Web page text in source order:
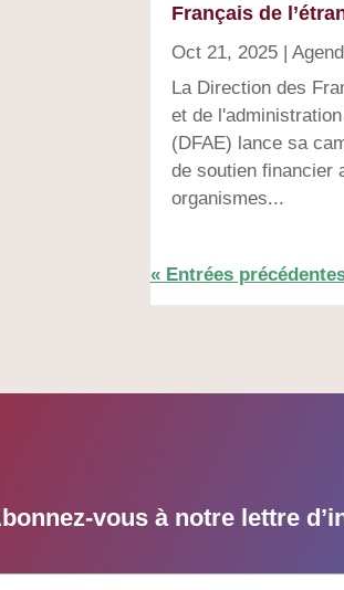
Français de
Oct 21, 2025|
La Direction des
et de
(DFAE) lance sa
de soutien financier
organismes...
« Entrées
vous à notre lettre